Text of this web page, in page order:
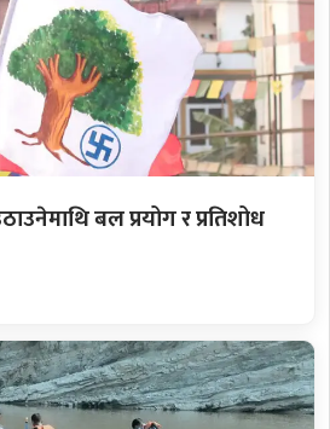
बल प्रयोग र प्रतिशोध